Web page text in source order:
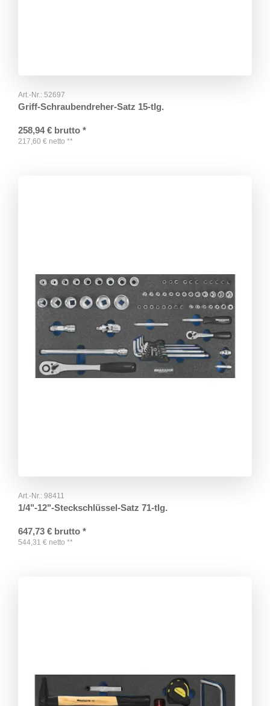
Art.-Nr.: 52697
Griff-Schraubendreher-Satz 15-tlg.
258,94 € brutto *
217,60 € netto **
Art.-Nr.: 98411
1/4"-12"-Steckschlüssel-Satz 71-tlg.
647,73 € brutto *
544,31 € netto **